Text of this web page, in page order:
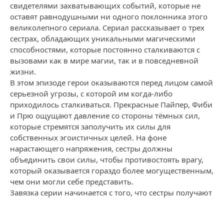
свидетелями захватывающих событий, которые не
оставят равнодушными ни одного поклонника этого
великолепного сериала. Сериал рассказывает о трех
сестрах, обладающих уникальными магическими
способностями, которые постоянно сталкиваются с
вызовами как в мире магии, так и в повседневной
жизни.
В этом эпизоде герои оказываются перед лицом самой
серьезной угрозы, с которой им когда-либо
приходилось сталкиваться. Прекрасные Пайпер, Фиби
и Прю ощущают давление со стороны тёмных сил,
которые стремятся заполучить их силы для
собственных эгоистичных целей. На фоне
нарастающего напряжения, сестры должны
объединить свои силы, чтобы противостоять врагу,
который оказывается гораздо более могущественным,
чем они могли себе представить.
Завязка серии начинается с того, что сестры получают